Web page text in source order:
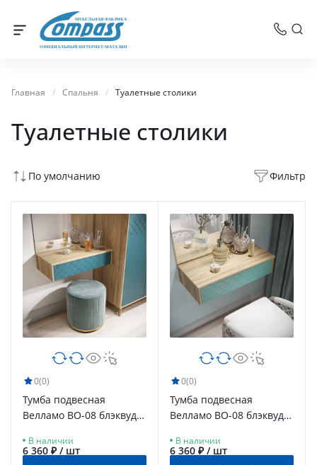
МЕБЕЛЬНАЯ ФАБРИКА
ОФИЦИАЛЬНЫЙ ИНТЕРНЕТ-МАГАЗИН
Главная / Спальня / Туалетные столики
Туалетные столики
По умолчанию Фильтр
0(0)
Тумба подвесная
Велламо ВО-08 блэквуд
волна
В наличии
6 360 ₽ / шт
0(0)
Тумба подвесная
Велламо ВО-08 блэквуд
В наличии
6 360 ₽ / шт